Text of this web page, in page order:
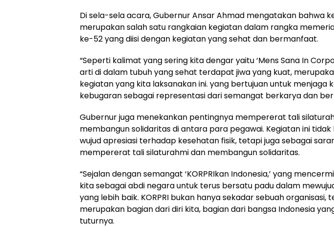
Di sela-sela acara, Gubernur Ansar Ahmad mengatakan bahwa
merupakan salah satu rangkaian kegiatan dalam rangka
ke-52 yang diisi dengan kegiatan yang sehat dan bermanfaat.
“Seperti kalimat yang sering kita dengar yaitu ‘Mens Sana In
arti di dalam tubuh yang sehat terdapat jiwa yang kuat,
kegiatan yang kita laksanakan ini. yang bertujuan untuk menjaga
kebugaran sebagai representasi dari semangat berkarya dan
Gubernur juga menekankan pentingnya mempererat tali
membangun solidaritas di antara para pegawai. Kegiatan ini tidak
wujud apresiasi terhadap kesehatan fisik, tetapi juga sebagai
mempererat tali silaturahmi dan membangun solidaritas.
“Sejalan dengan semangat ‘KORPRIkan Indonesia,’ yang
kita sebagai abdi negara untuk terus bersatu padu dalam
yang lebih baik. KORPRI bukan hanya sekadar sebuah organisasi,
merupakan bagian dari diri kita, bagian dari bangsa Indonesia
tuturnya.